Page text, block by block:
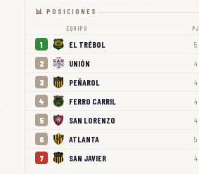
📊 POSICIONES
EQUIPO PJ
1 EL TRÉBOL 5
2 UNIÓN 4
3 PEÑAROL 4
4 FERRO CARRIL 4
5 SAN LORENZO 4
6 ATLANTA 5
7 SAN JAVIER 4